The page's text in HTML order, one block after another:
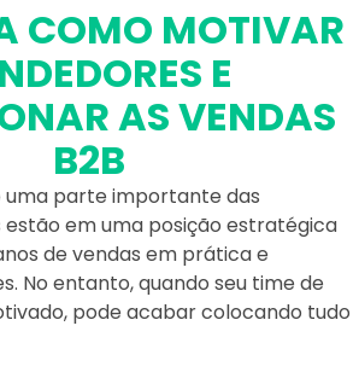
COMO MOTIVAR
E
AS VENDAS
B2B
uma parte importante das
estão em uma posição estratégica
de vendas em prática e
No entanto, quando seu time de
pode acabar colocando tudo